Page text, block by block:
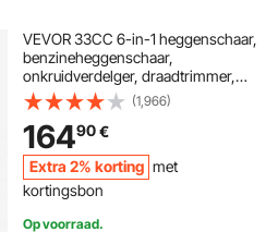
VEVOR 33CC 6-in-1 heggenschaar,
benzineheggenschaar,
onkruidverdelger, draadtrimmer,
bosmaaier, kantenmaaier,
stoksnoeischaar, kettingzaag,
snoeizaag met verlengstok
(1,966)
16490€
Extra 2% korting met
kortingsbon
Op voorraad.